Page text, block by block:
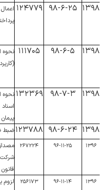
۱۳۹۸ ۹۸-۶-۲۵ ۱۲۴۷۷۹
۱۳۹۸ ۹۸-۶-۵ ۱۱۱۷۰۵ نحوه
۱۳۹۸ ۹۸-۷-۳ ۱۳۲۳۶۹ نحوه
پیمان
۱۳۹۸ ۹۸-۶-۲۴ ۱۲۳۷۸۸ضبط
۱۳۹۶ ۹۶-۱۱-۲۵ ۲۶۷۲۲۴
شرکت
۱۳۹۶ ۹۶-۱۱-۱۴ ۲۵۶۱۷۳
لزوم